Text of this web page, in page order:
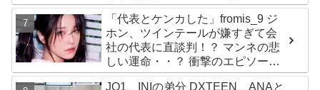
Kep1er、ZEROBASEONEら人気
グループが続々と誕生！ JO1や
INI、ME:Iを生んだ日プまで一挙紹
介
「代表とケンカした」fromis_9 ジ
ホン、ツインテールが嫌すぎて会
社の代表に直談判！？ マンネの悲
しい運命・・？ 衝撃のエピソード
に爆笑
JO1、INIの弟分 DXTEEN、ANAと